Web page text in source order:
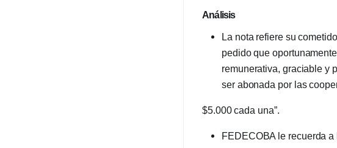
Análisis
La nota refiere su
pedido que
remunerativa, graciable y
ser abonada por las
$5.000 cada una”.
FEDECOBA le recuerda